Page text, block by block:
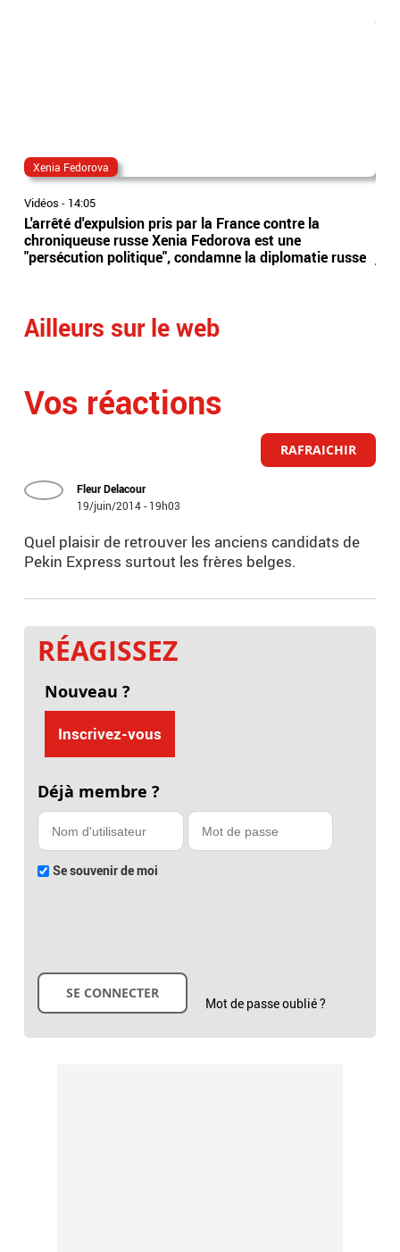
Xenia Fedorova
Vidéos - 14:05
L'arrêté d'expulsion pris par la France contre la
chroniqueuse russe Xenia Fedorova est une
"persécution politique", condamne la diplomatie russe
Ailleurs sur le web
Vos réactions
RAFRAICHIR
Fleur Delacour
19/juin/2014 - 19h03
Quel plaisir de retrouver les anciens candidats de
Pekin Express surtout les frères belges.
RÉAGISSEZ
Nouveau ?
Inscrivez-vous
Déjà membre ?
Se souvenir de moi
Mot de passe oublié ?